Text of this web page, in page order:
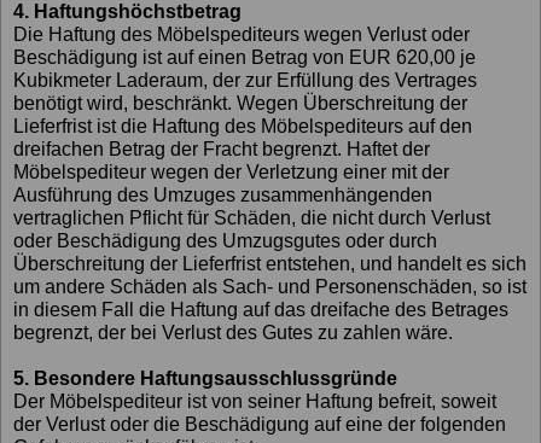
4. Haftungshöchstbetrag
Die Haftung des Möbelspediteurs wegen Verlust oder
Beschädigung ist auf einen Betrag von EUR 620,00 je
Kubikmeter Laderaum, der zur Erfüllung des Vertrages
benötigt wird, beschränkt. Wegen Überschreitung der
Lieferfrist ist die Haftung des Möbelspediteurs auf den
dreifachen Betrag der Fracht begrenzt. Haftet der
Möbelspediteur wegen der Verletzung einer mit der
Ausführung des Umzuges zusammenhängenden
vertraglichen Pflicht für Schäden, die nicht durch Verlust
oder Beschädigung des Umzugsgutes oder durch
Überschreitung der Lieferfrist entstehen, und handelt es sich
um andere Schäden als Sach- und Personenschäden, so ist
in diesem Fall die Haftung auf das dreifache des Betrages
begrenzt, der bei Verlust des Gutes zu zahlen wäre.
5. Besondere Haftungsausschlussgründe
Der Möbelspediteur ist von seiner Haftung befreit, soweit
der Verlust oder die Beschädigung auf eine der folgenden